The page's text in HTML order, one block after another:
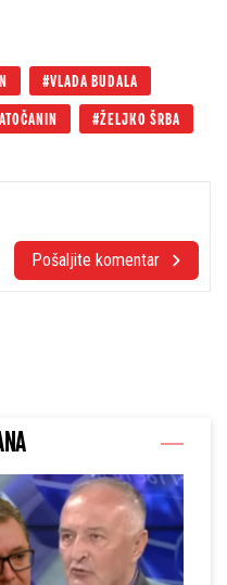
VLADA BUDALA
ŽELJKO ŠRBA
Pošaljite komentar